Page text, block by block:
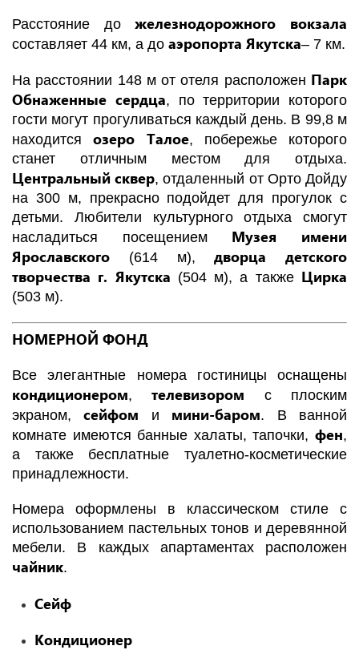
Расстояние дожелезнодорожного вокзала
составляет 44 км, а до аэропорта Якутска– 7 км.
На расстоянии 148 м от отеля расположен Парк
Обнаженные сердца, по территории которого
гости могут прогуливаться каждый день. В 99,8 м
находитсяозеро Талое, побережье которого
станет отличным местом для отдыха.
Центральный сквер, отдаленный от Орто Дойду
на 300 м, прекрасно подойдет для прогулок с
детьми. Любители культурного отдыха смогут
насладиться посещением Музея имени
Ярославского (614 м),дворца детского
творчества г. Якутска (504 м), а также Цирка
(503 м).
НОМЕРНОЙ ФОНД
Все элегантные номера гостиницы оснащены
кондиционером,телевизором с плоским
экраном,сейфом и мини-баром. В ванной
комнате имеются банные халаты, тапочки, фен,
а также бесплатные туалетно-косметические
принадлежности.
Номера оформлены в классическом стиле с
использованием пастельных тонов и деревянной
мебели. В каждых апартаментах расположен
чайник.
Сейф
Кондиционер